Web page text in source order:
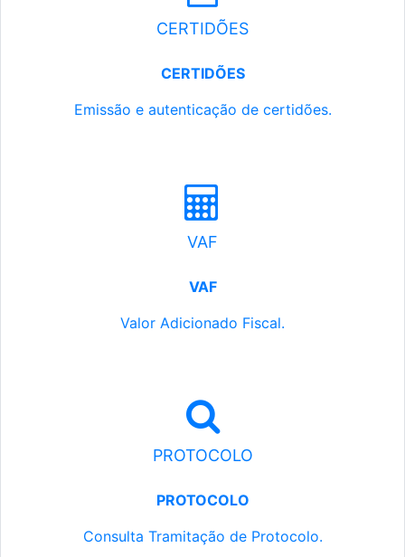
CERTIDÕES
CERTIDÕES
Emissão e autenticação de certidões.
VAF
VAF
Valor Adicionado Fiscal.
PROTOCOLO
PROTOCOLO
Consulta Tramitação de Protocolo.